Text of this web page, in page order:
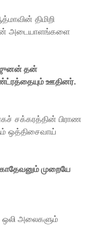
திமிறி
அடையாளங்களை
தன்
ஊதினர்.
சக்கரத்தின் பிராண
ஒத்திசைவாய்
முறையே
ஒலி அலைகளும்